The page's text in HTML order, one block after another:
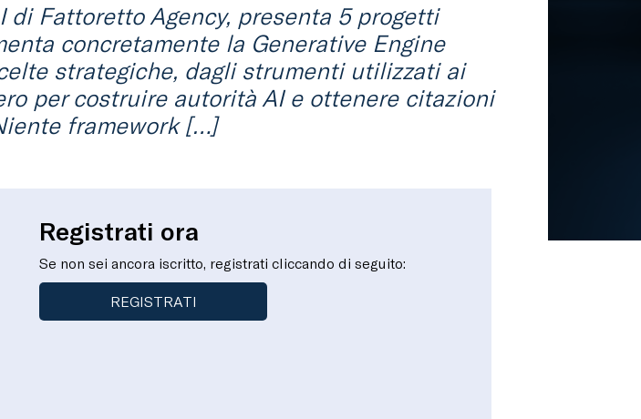
Fattoretto Agency, presenta 5 progetti
concretamente la Generative Engine
strategiche, dagli strumenti utilizzati ai
per costruire autorità AI e ottenere citazioni
framework […]
Registrati ora
Se non sei ancora iscritto, registrati cliccando di seguito:
REGISTRATI